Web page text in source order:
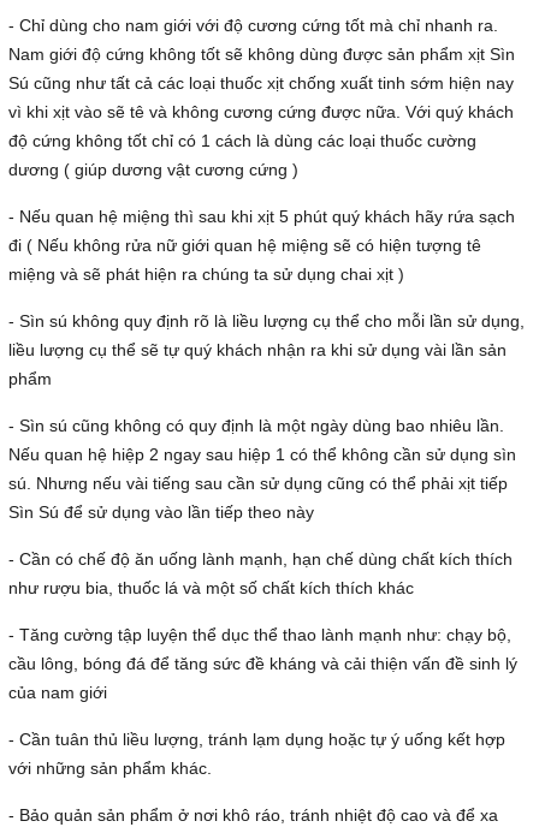
- Chỉ dùng cho nam giới với độ cương cứng tốt mà chỉ nhanh ra.
Nam giới độ cứng không tốt sẽ không dùng được sản phẩm xịt Sìn
Sú cũng như tất cả các loại thuốc xịt chống xuất tinh sớm hiện nay
vì khi xịt vào sẽ tê và không cương cứng được nữa. Với quý khách
độ cứng không tốt chỉ có 1 cách là dùng các loại thuốc cường
dương ( giúp dương vật cương cứng )
- Nếu quan hệ miệng thì sau khi xịt 5 phút quý khách hãy rứa sạch
đi ( Nếu không rửa nữ giới quan hệ miệng sẽ có hiện tượng tê
miệng và sẽ phát hiện ra chúng ta sử dụng chai xịt )
- Sìn sú không quy định rõ là liều lượng cụ thể cho mỗi lần sử dụng,
liều lượng cụ thể sẽ tự quý khách nhận ra khi sử dụng vài lần sản
phẩm
- Sìn sú cũng không có quy định là một ngày dùng bao nhiêu lần.
Nếu quan hệ hiệp 2 ngay sau hiệp 1 có thể không cần sử dụng sìn
sú. Nhưng nếu vài tiếng sau cần sử dụng cũng có thể phải xịt tiếp
Sìn Sú để sử dụng vào lần tiếp theo này
- Cần có chế độ ăn uống lành mạnh, hạn chế dùng chất kích thích
như rượu bia, thuốc lá và một số chất kích thích khác
- Tăng cường tập luyện thể dục thể thao lành mạnh như: chạy bộ,
cầu lông, bóng đá để tăng sức đề kháng và cải thiện vấn đề sinh lý
của nam giới
- Cần tuân thủ liều lượng, tránh lạm dụng hoặc tự ý uống kết hợp
với những sản phẩm khác.
- Bảo quản sản phẩm ở nơi khô ráo, tránh nhiệt độ cao và để xa